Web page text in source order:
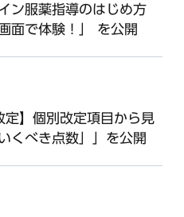
ン服薬指導のはじめ方
面で体験！」 を公開
定】個別改定項目から見
くべき点数」」を公開